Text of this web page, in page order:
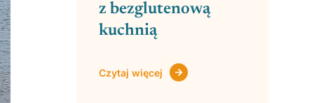
z bezglutenową
kuchnią
Czytaj więcej